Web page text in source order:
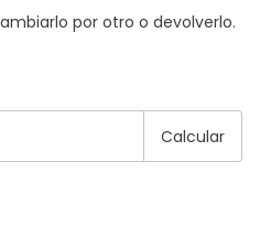
por otro o devolverlo.
Calcular